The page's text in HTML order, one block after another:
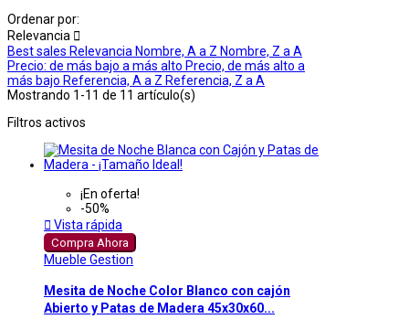
Ordenar por:
Relevancia 
Best sales Relevancia Nombre, A a Z Nombre, Z a A
Precio: de más bajo a más alto Precio, de más alto a
más bajo Referencia, A a Z Referencia, Z a A
Mostrando 1-11 de 11 artículo(s)
Filtros activos
¡En oferta!
-50%
 Vista rápida
Compra Ahora
Mueble Gestion
Mesita de Noche Color Blanco con cajón
Abierto y Patas de Madera 45x30x60...